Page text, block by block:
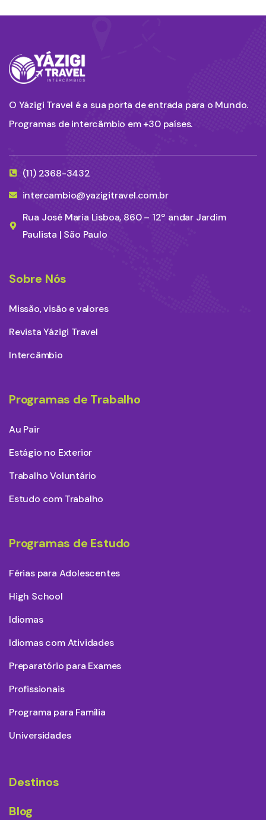
O Yázigi Travel é a sua porta de entrada para o Mundo.
Programas de intercâmbio em +30 países.
(11) 2368-3432
intercambio@yazigitravel.com.br
Rua José Maria Lisboa, 860 – 12º andar Jardim
Paulista | São Paulo
Sobre Nós
Missão, visão e valores
Revista Yázigi Travel
Intercâmbio
Programas de Trabalho
Au Pair
Estágio no Exterior
Trabalho Voluntário
Estudo com Trabalho
Programas de Estudo
Férias para Adolescentes
High School
Idiomas
Idiomas com Atividades
Preparatório para Exames
Profissionais
Programa para Família
Universidades
Destinos
Blog